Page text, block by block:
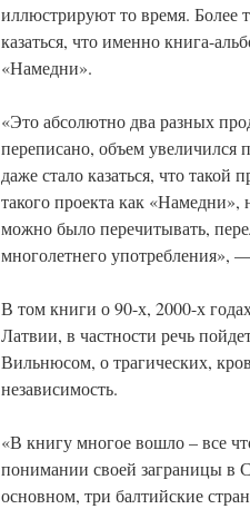
иллюстрируют то время. Более
казаться, что именно книга-
«Намедни».
«Это абсолютно два разных
переписано, объем
даже стало казаться, что
такого проекта как
можно было перечитывать,
многолетнего употребления»,
В том книги о 90-х, 2000-х
Латвии, в частности речь
Вильнюсом, о трагических,
независимость.
«В книгу многое вошло – все
понимании своей заграницы в
основном, три балтийские